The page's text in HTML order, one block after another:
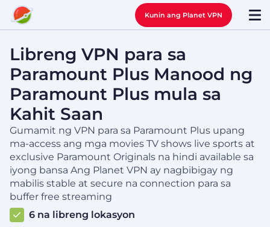
Kunin ang Planet VPN
Libreng VPN para sa
Paramount Plus Manood ng
Paramount Plus mula sa
Kahit Saan
Gumamit ng VPN para sa Paramount Plus upang
ma-access ang mga movies TV shows live sports at
exclusive Paramount Originals na hindi available sa
iyong bansa Ang Planet VPN ay nagbibigay ng
mabilis stable at secure na connection para sa
buffer free streaming
6 na libreng lokasyon